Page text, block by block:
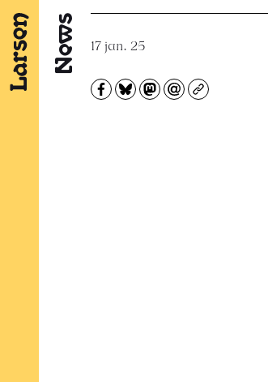
News 17 jan. 25
Partagez sur Facebook
Partager sur Bluesky
Partager sur Mastodon
Partagez par e-mail
Copiez l’url